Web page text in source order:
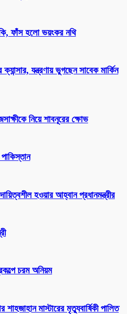
ফাঁস হলো ভয়ংকর নথি
যন্ত্রণায় ভুগছেন সাবেক মার্কিন
নিয়ে শাবনূরের ক্ষোভ
হওয়ার আহ্বান প্রধানমন্ত্রীর
চরম অনিয়ম
শাহজাহান মাস্টারের মৃত্যুবার্ষিকী পালিত